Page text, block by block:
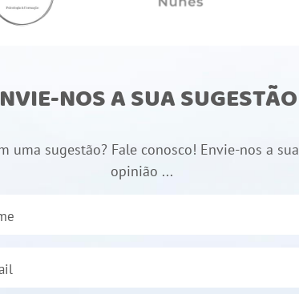
NOS A SUA SUGESTÃO
uma sugestão? Fale conosco! Envie-nos a sua
opinião ...